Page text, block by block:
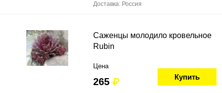
Доставка: Россия
Саженцы молодило кровельное
Rubin
Цена
265 Купить